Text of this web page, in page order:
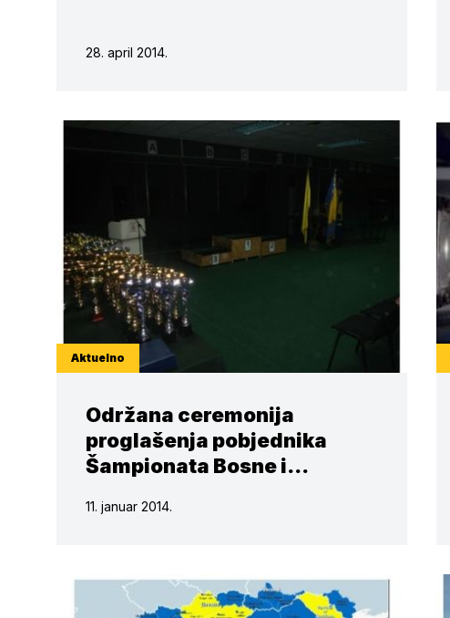
28. april 2014.
Aktuelno
Održana ceremonija
proglašenja pobjednika
Šampionata Bosne i
godinu
11. januar 2014.